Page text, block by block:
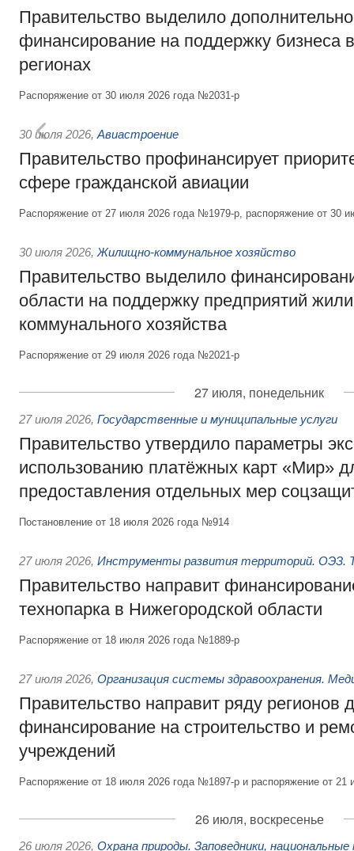
Правительство выделило
финансирование на поддержку бизнеса
регионах
Распоряжение от 30 июля 2026 года №2031-р
30 июля 2026, Авиастроение
Правительство профинансирует
сфере гражданской авиации
Распоряжение от 27 июля 2026 года №1979-р, распоряжение от 30
30 июля 2026, Жилищно-коммунальное хозяйство
Правительство выделило
области на поддержку предприятий
коммунального хозяйства
Распоряжение от 29 июля 2026 года №2021-р
27 июля, понедельник
27 июля 2026, Государственные и муниципальные услуги
Правительство утвердило параметры
использованию платёжных карт «Мир»
предоставления отдельных мер
Постановление от 18 июля 2026 года №914
27 июля 2026, Инструменты развития территорий. ОЭЗ.
Правительство направит
технопарка в Нижегородской области
Распоряжение от 18 июля 2026 года №1889-р
27 июля 2026, Организация системы здравоохранения.
Правительство направит ряду регионов
финансирование на строительство и
учреждений
Распоряжение от 18 июля 2026 года №1897-р и распоряжение от
26 июля, воскресенье
26 июля 2026, Охрана природы. Заповедники, национальные